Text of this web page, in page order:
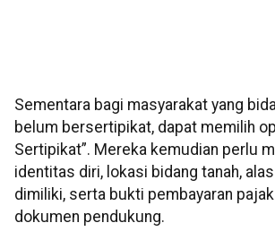
Sementara bagi masyarakat yang
belum bersertipikat, dapat memilih
Sertipikat”. Mereka kemudian perlu
identitas diri, lokasi bidang tanah,
dimiliki, serta bukti pembayaran
dokumen pendukung.